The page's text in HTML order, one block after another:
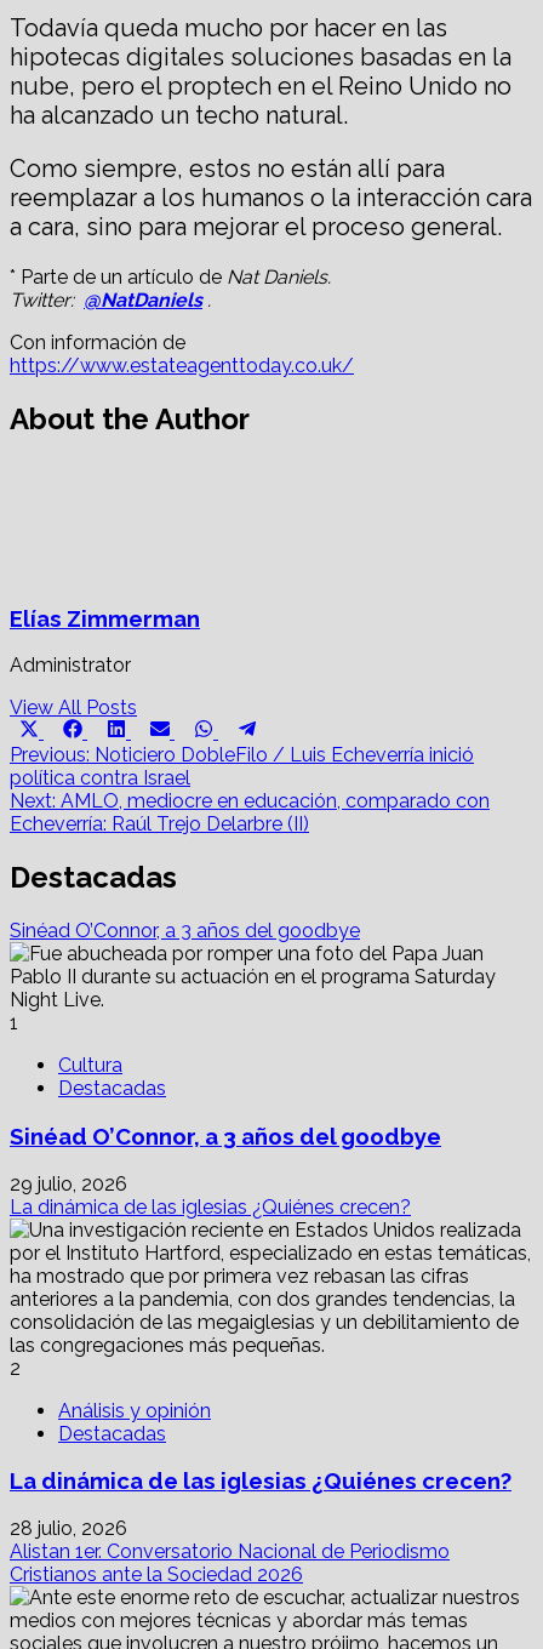
Todavía queda mucho por hacer en las
hipotecas digitales soluciones basadas en la
nube, pero el proptech en el Reino Unido no
ha alcanzado un techo natural.
Como siempre, estos no están allí para
reemplazar a los humanos o la interacción cara
a cara, sino para mejorar el proceso general.
* Parte de un artículo de Nat Daniels.
Twitter: @NatDaniels.
Con información de
https://www.estateagenttoday.co.uk/
About the Author
Elías Zimmerman
Administrator
View All Posts
Share
on
(Twitter)
Share
on
Facebook
Share
on
LinkedIn
Share
on
Email
Share
on
WhatsApp
on
Post
navigation
Previous: Noticiero DobleFilo / Luis Echeverría inició
política contra Israel
Next: AMLO, mediocre en educación, comparado con
Echeverría: Raúl Trejo Delarbre (II)
Destacadas
Sinéad O’Connor, a 3 años del goodbye
1
Cultura
Destacadas
Sinéad O’Connor, a 3 años del goodbye
29 julio, 2026
La dinámica de las iglesias ¿Quiénes crecen?
2
Análisis y opinión
Destacadas
La dinámica de las iglesias ¿Quiénes crecen?
28 julio, 2026
Alistan 1er. Conversatorio Nacional de Periodismo
Cristianos ante la Sociedad 2026